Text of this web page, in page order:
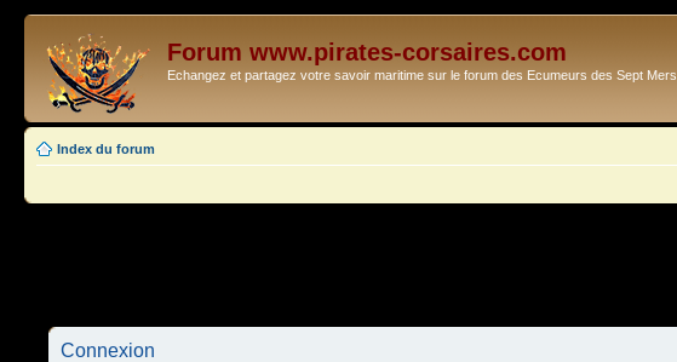
Forum www.pirates-corsaires.com
Echangez et partagez votre savoir maritime sur le forum des Ecumeurs des Sept Mers
Index du forum
Connexion